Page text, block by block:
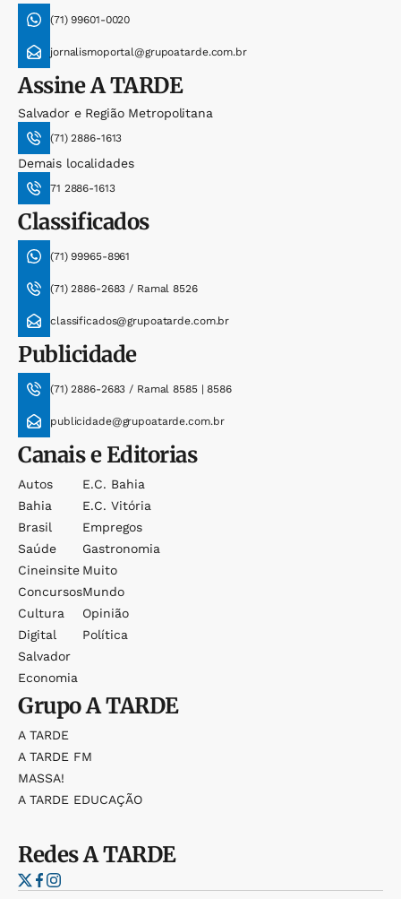
(71) 99601-0020
jornalismoportal@grupoatarde.com.br
AssineA TARDE
Salvador e Região Metropolitana
(71) 2886-1613
Demais localidades
71 2886-1613
Classificados
(71) 99965-8961
(71) 2886-2683 / Ramal 8526
classificados@grupoatarde.com.br
Publicidade
(71) 2886-2683 / Ramal 8585 | 8586
publicidade@grupoatarde.com.br
Canais e Editorias
Autos
Bahia
Brasil
Saúde
Cineinsite
Concursos
Cultura
Digital
Salvador
Economia
E.c. Bahia
E.c. Vitória
Empregos
Gastronomia
Muito
Mundo
Opinião
Política
GrupoA TARDE
A TARDE
A TARDE FM
MASSA!
A TARDE EDUCAÇÃO
RedesA TARDE